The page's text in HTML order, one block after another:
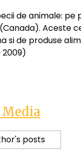
de animale:
si de produse
2009)
posts